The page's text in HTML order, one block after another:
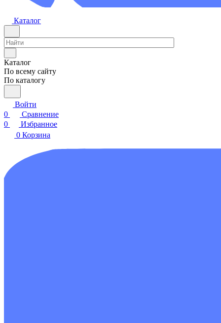
Каталог
Каталог
По всему сайту
По каталогу
Войти
0
Сравнение
0
Избранное
0 Корзина